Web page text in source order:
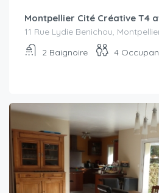
Montpellier Cité Créative T4
11 Rue Lydie Benichou,
2 Baignoire 4